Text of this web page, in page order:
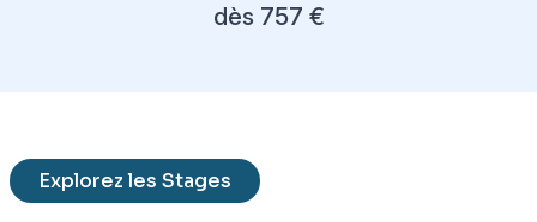
dès 757 €
Explorez les Stages